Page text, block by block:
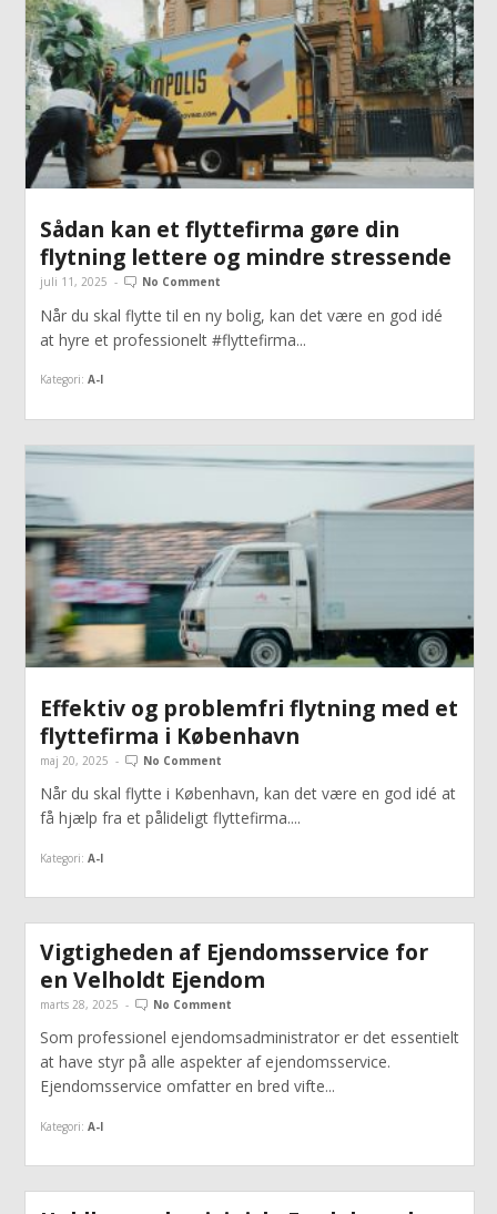
Sådan kan et flyttefirma gøre din
flytning lettere og mindre stressende
juli 11, 2025 - No Comment
Når du skal flytte til en ny bolig, kan det være en god idé
at hyre et professionelt #flyttefirma...
Kategori: A-I
Effektiv og problemfri flytning med et
flyttefirma i København
maj 20, 2025 - No Comment
Når du skal flytte i København, kan det være en god idé at
få hjælp fra et pålideligt flyttefirma....
Kategori: A-I
Vigtigheden af Ejendomsservice for
en Velholdt Ejendom
marts 28, 2025 - No Comment
Som professionel ejendomsadministrator er det essentielt
at have styr på alle aspekter af ejendomsservice.
Ejendomsservice omfatter en bred vifte...
Kategori: A-I